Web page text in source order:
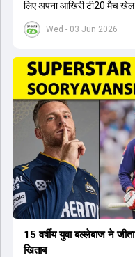
Wed - 03 Jun 2026
लिए अपना आखिरी टी20 मैच खेल
टीम का हिस्सा नहीं होंगे।
लिए नए कप्तान की तलाश
पटेल इस रेस में काफी पीछे हैं,
दौड़ से बाहर हैं। आगामी सीरीज
टीम में शामिल किया जाएगा,
होंगे। इसके अलावा नीतीश
अगरकर की अगुवाई वाली चयन
कप और 2028 ओलंपिक के लिए
15 वर्षीय युवा बल्लेबाज ने
खिताब